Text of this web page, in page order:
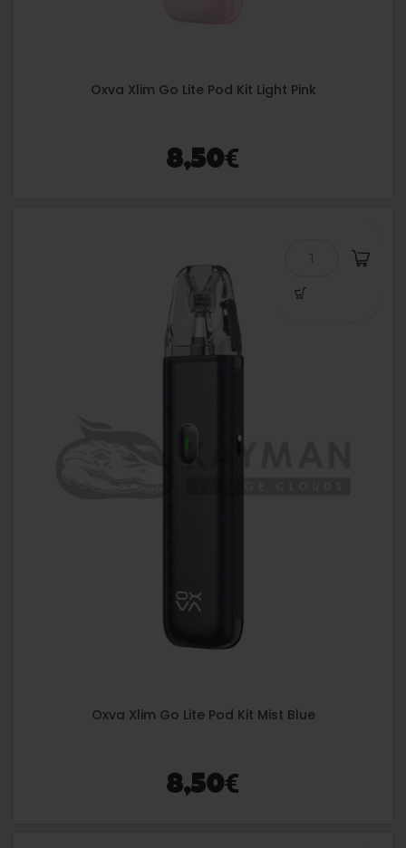
Oxva Xlim Go Lite Pod Kit Light Pink
8,50€
Oxva Xlim Go Lite Pod Kit Mist Blue
8,50€